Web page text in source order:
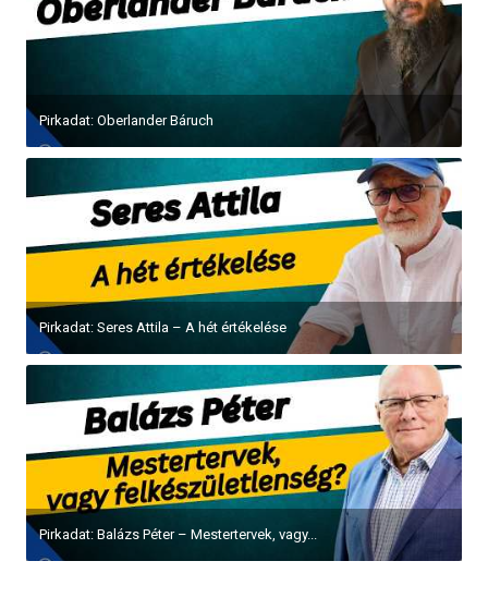
Pirkadat: Oberlander Báruch
Pirkadat: Seres Attila – A hét értékelése
Pirkadat: Balázs Péter – Mestertervek, vagy...